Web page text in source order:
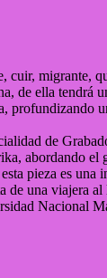
migrante,
de ella
de
abordando
pieza es
una viajera
Nacional